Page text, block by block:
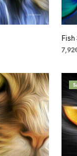
Fish
7,92